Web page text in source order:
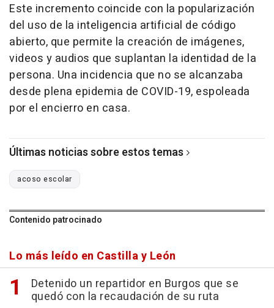
Este incremento coincide con la popularización
del uso de la inteligencia artificial de código
abierto, que permite la creación de imágenes,
videos y audios que suplantan la identidad de la
persona. Una incidencia que no se alcanzaba
desde plena epidemia de COVID-19, espoleada
por el encierro en casa.
Últimas noticias sobre estos temas
acoso escolar
Contenido patrocinado
Lo más leído en Castilla y León
Detenido un repartidor en Burgos que se
quedó con la recaudación de su ruta